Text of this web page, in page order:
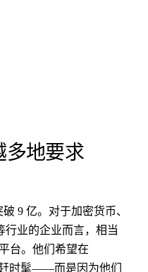
多地要求
9 亿。对于加密货币、
行业的企业而言，相当
台。他们希望在
时髦——而是因为他们